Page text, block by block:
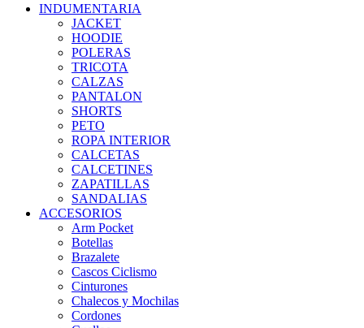
INDUMENTARIA
JACKET
HOODIE
POLERAS
TRICOTA
CALZAS
PANTALON
SHORTS
PETO
ROPA INTERIOR
CALCETAS
CALCETINES
ZAPATILLAS
SANDALIAS
ACCESORIOS
Arm Pocket
Botellas
Brazalete
Cascos Ciclismo
Cinturones
Chalecos y Mochilas
Cordones